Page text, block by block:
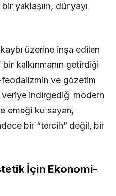
yaklaşım, dünyayı
üzerine inşa edilen
kalkınmanın getirdiği
ve gözetim
veriye indirgediği modern
emeği kutsayan,
bir “tercih” değil, bir
İçin Ekonomi-